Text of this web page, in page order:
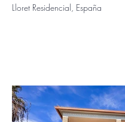
Lloret Residencial, España